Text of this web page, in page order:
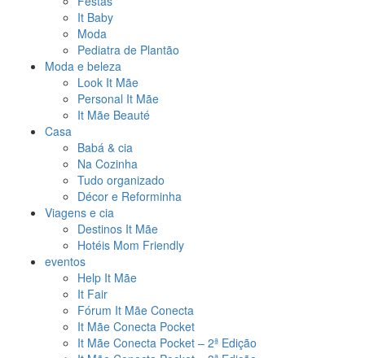
It Baby
Moda
Pediatra de Plantão
Moda e beleza
Look It Mãe
Personal It Mãe
It Mãe Beauté
Casa
Babá & cia
Na Cozinha
Tudo organizado
Décor e Reforminha
Viagens e cia
Destinos It Mãe
Hotéis Mom Friendly
eventos
Help It Mãe
It Fair
Fórum It Mãe Conecta
It Mãe Conecta Pocket
It Mãe Conecta Pocket – 2ª Edição